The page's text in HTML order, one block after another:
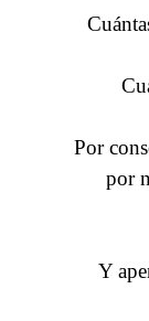
Por
por
Y